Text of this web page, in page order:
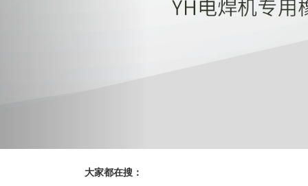
大家都在搜：